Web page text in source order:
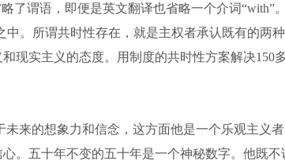
了谓语，即便是英文翻译也省略一个介词“with”
中。所谓共时性存在，就是主权者承认既有的两
现实主义的态度。用制度的共时性方案解决150
来的想象力和信念，这方面他是一个乐观主义
。五十年不变的五十年是一个神秘数字。他既